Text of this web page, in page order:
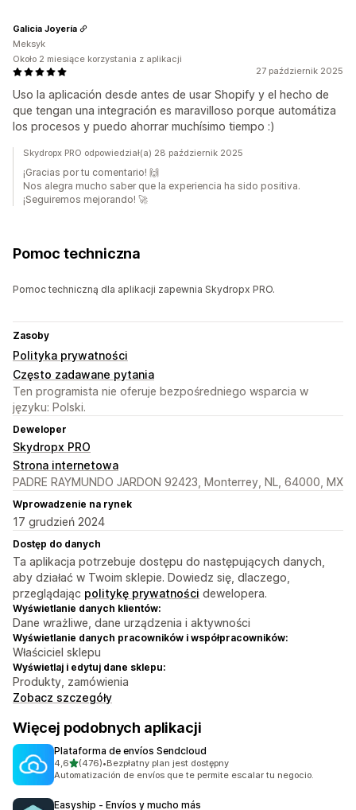
27 październik 2025
Uso la aplicación desde antes de usar Shopify y el hecho de
que tengan una integración es maravilloso porque automátiza
los procesos y puedo ahorrar muchísimo tiempo :)
Galicia Joyería
Meksyk
Około 2 miesiące korzystania z aplikacji
Skydropx PRO odpowiedział(a) 28 październik 2025
¡Gracias por tu comentario! 🙌
Nos alegra mucho saber que la experiencia ha sido positiva.
¡Seguiremos mejorando! 🚀
Pomoc techniczna
Pomoc techniczną dla aplikacji zapewnia Skydropx PRO.
Zasoby
Polityka prywatności
Często zadawane pytania
Ten programista nie oferuje bezpośredniego wsparcia w
języku: Polski.
Deweloper
Skydropx PRO
Strona internetowa
PADRE RAYMUNDO JARDON 92423, Monterrey, NL, 64000, MX
Wprowadzenie na rynek
17 grudzień 2024
Dostęp do danych
Ta aplikacja potrzebuje dostępu do następujących danych,
aby działać w Twoim sklepie. Dowiedz się, dlaczego,
przeglądając politykę prywatności dewelopera.
Wyświetlanie danych klientów:
Dane wrażliwe, dane urządzenia i aktywności
Wyświetlanie danych pracowników i współpracowników:
Właściciel sklepu
Wyświetlaj i edytuj dane sklepu:
Produkty, zamówienia
Zobacz szczegóły
Więcej podobnych aplikacji
Plataforma de envíos Sendcloud
4,6na 5 gwiazdek
(476)
Łączna liczba recenzji: 476
•Bezpłatny plan jest dostępny
Automatización de envíos que te permite escalar tu negocio.
Easyship ‑ Envíos y mucho más